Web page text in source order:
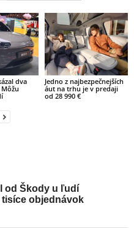
dva
Jedno z najbezpečnejších
áut na trhu je v predaji
od 28 990 €